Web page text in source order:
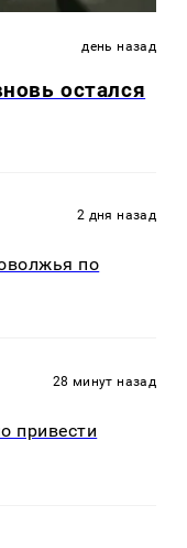
день назад
остался
2 дня назад
по
28 минут назад
привести